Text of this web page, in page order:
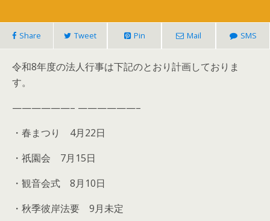
Share Tweet Pin Mail SMS
令和8年度の法人行事は下記のとおり計画しておりま
す。
——————– ——————–
・春まつり 4月22日
・祇園会 7月15日
・観音会式 8月10日
・秋季彼岸法要 9月未定